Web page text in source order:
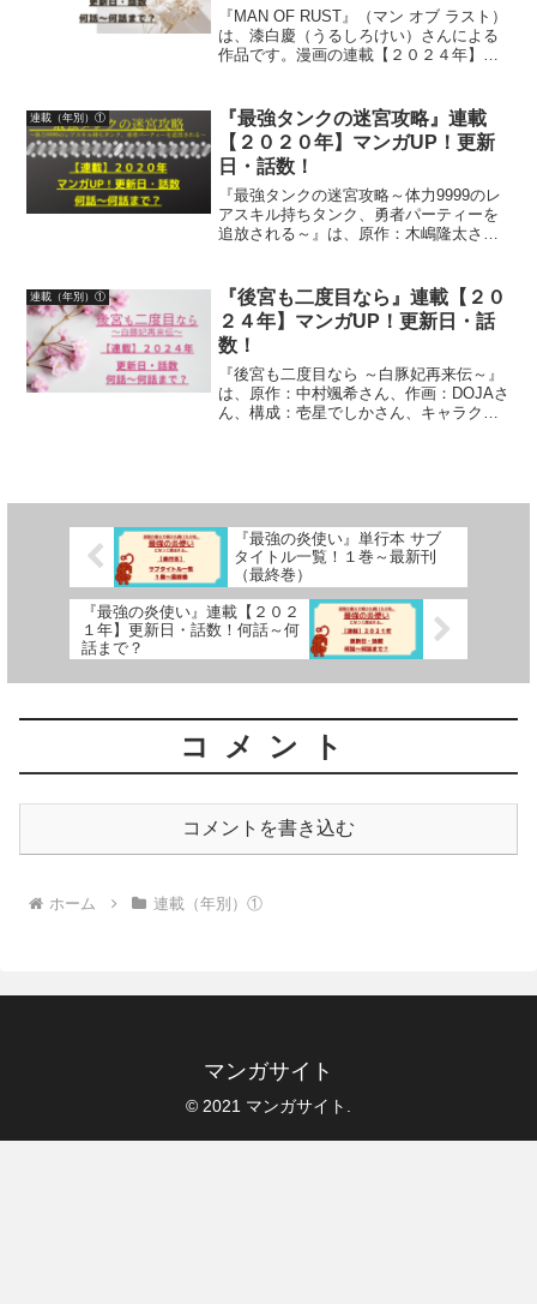
『MAN OF RUST』（マン オブ ラスト）
は、漆白慶（うるしろけい）さんによる
作品です。漫画の連載【２０２４年】マ
連載（年別）①
『最強タンクの迷宮攻略』連載
【２０２０年】マンガUP！更新
日・話数！
『最強タンクの迷宮攻略～体力9999のレ
アスキル持ちタンク、勇者パーティーを
追放される～』は、原作：木嶋隆太さ
載【２０２０年】マンガUP！更新日、話
数について、詳しく紹...
連載（年別）①
『後宮も二度目なら』連載【２０
２４年】マンガUP！更新日・話
数！
『後宮も二度目なら ～白豚妃再来伝～』
は、原作：中村颯希さん、作画：DOJAさ
ん、構成：壱星でしかさん、キャラクタ
『最強の炎使い』単行本 サブ
タイトル一覧！１巻～最新刊
（最終巻）
『最強の炎使い』連載【２０２
１年】更新日・話数！何話～何
話まで？
コメント
コメントを書き込む
ホーム 連載（年別）①
マンガサイト
© 2021 マンガサイト.